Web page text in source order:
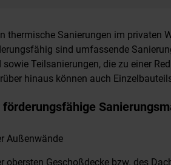
thermische Sanierungen im privaten
sind umfassende
Teilsanierungen, die zu einer
hinaus können auch
Außenwände
obersten Geschoßdecke bzw. des